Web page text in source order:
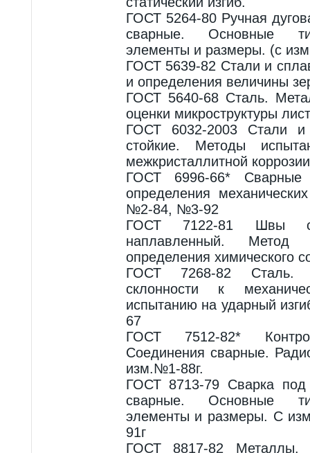
ГОСТ 5264-80 Ручная
сварные. Основные
элементы и размеры. (с
ГОСТ 5639-82 Стали и
и определения величины
ГОСТ 5640-68 Сталь.
оценки микроструктуры
ГОСТ 6032-2003 Стали и
стойкие. Методы
межкристаллитной
ГОСТ 6996-66* Сварные
определения
№2-84, №3-92
ГОСТ 7122-81 Швы
наплавленный.
определения химического
ГОСТ 7268-82 Сталь.
склонности к
испытанию на ударный
67
ГОСТ 7512-82*
Соединения сварные.
изм.№1-88г.
ГОСТ 8713-79 Сварка
сварные. Основные
элементы и размеры. С
91г
ГОСТ 8817-82 Металлы.